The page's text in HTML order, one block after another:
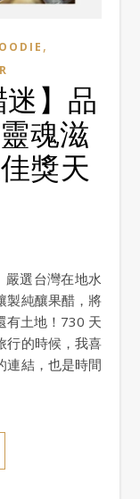
,
迷】品
魂滋
獎天
製純釀果醋，將
有土地！730 天
行的時候，我喜
連結，也是時間